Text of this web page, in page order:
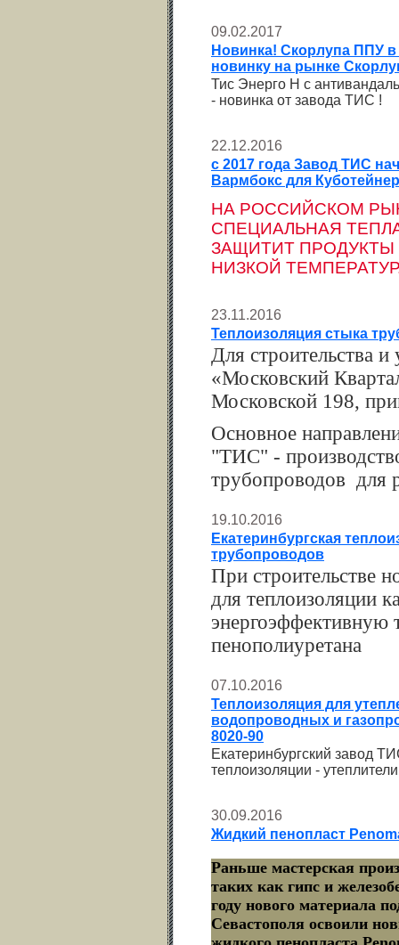
09.02.2017
Новинка! Скорлупа ППУ
новинку на рынке
Тис Энерго Н с
- новинка от завода ТИС !
22.12.2016
с 2017 года Завод ТИС
Вармбокс для
НА РОССИЙСКОМ
СПЕЦИАЛЬНАЯ
ЗАЩИТИТ
НИЗКОЙ
23.11.2016
Теплоизоляция стыка
Для строительства
«Московский
Московской 198,
Основное
"ТИС" -
трубопроводов для
19.10.2016
Екатеринбургская
трубопроводов
При строительстве
для теплоизоляции
энергоэффективную
пенополиуретана
07.10.2016
Теплоизоляция для
водопроводных и
8020-90
Екатеринбургский завод
теплоизоляции -
30.09.2016
Жидкий пенопласт
Раньше мастерская
таких как гипс и
году нового материала
Севастополя освоили